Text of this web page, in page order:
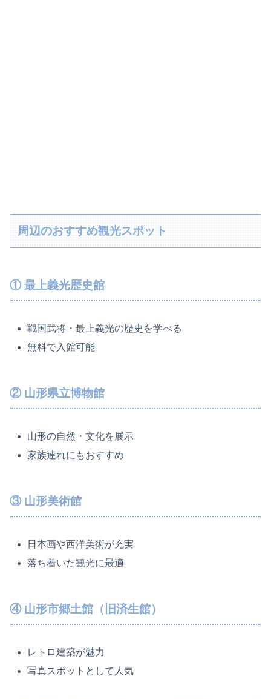
周辺のおすすめ観光スポット
① 最上義光歴史館
戦国武将・最上義光の歴史を学べる
無料で入館可能
② 山形県立博物館
山形の自然・文化を展示
家族連れにもおすすめ
③ 山形美術館
日本画や西洋美術が充実
落ち着いた観光に最適
④ 山形市郷土館（旧済生館）
レトロ建築が魅力
写真スポットとして人気